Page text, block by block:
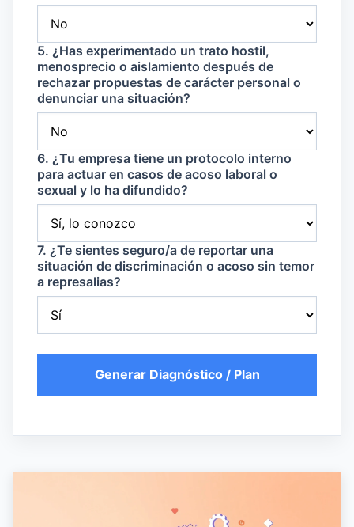
5. ¿Has experimentado un trato hostil,
menosprecio o aislamiento después de
rechazar propuestas de carácter personal o
denunciar una situación?
6. ¿Tu empresa tiene un protocolo interno
para actuar en casos de acoso laboral o
sexual y lo ha difundido?
7. ¿Te sientes seguro/a de reportar una
situación de discriminación o acoso sin temor
a represalias?
Generar Diagnóstico / Plan